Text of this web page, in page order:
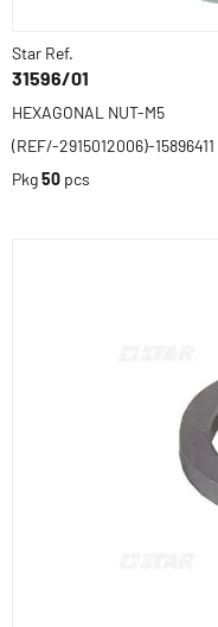
Star Ref.
31596/01
HEXAGONAL NUT-M5
(REF/-2915012006)-15896411
Pkg50 pcs